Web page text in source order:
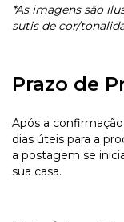
*As imagens são
sutis de cor/
Prazo de
Após a
dias úteis para a
a postagem se
sua casa.